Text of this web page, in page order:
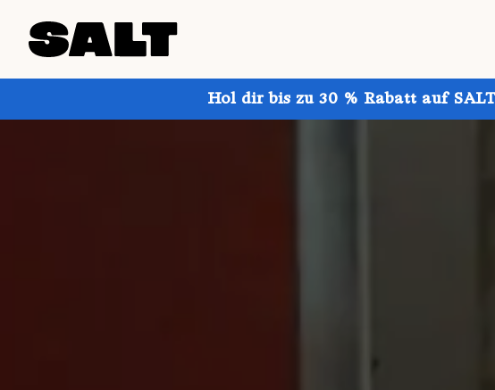
Hol dir bis zu 30 % Rabatt auf